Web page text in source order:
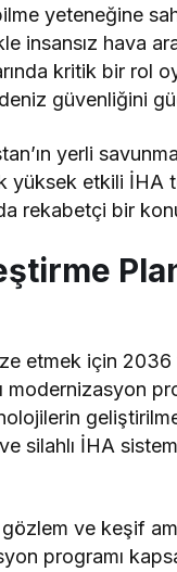
yeteneğine
insansız hava
kritik bir rol
güvenliğini
yerli
yüksek etkili İHA
rekabetçi bir
etmek için 2036
modernizasyon
silahlı İHA
ve keşif
programı